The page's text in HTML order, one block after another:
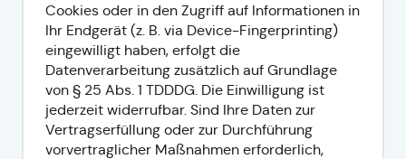
Cookies oder in den Zugriff auf Informationen in
Ihr Endgerät (z. B. via Device-Fingerprinting)
eingewilligt haben, erfolgt die
Datenverarbeitung zusätzlich auf Grundlage
von § 25 Abs. 1 TDDDG. Die Einwilligung ist
jederzeit widerrufbar. Sind Ihre Daten zur
Vertragserfüllung oder zur Durchführung
vorvertraglicher Maßnahmen erforderlich,